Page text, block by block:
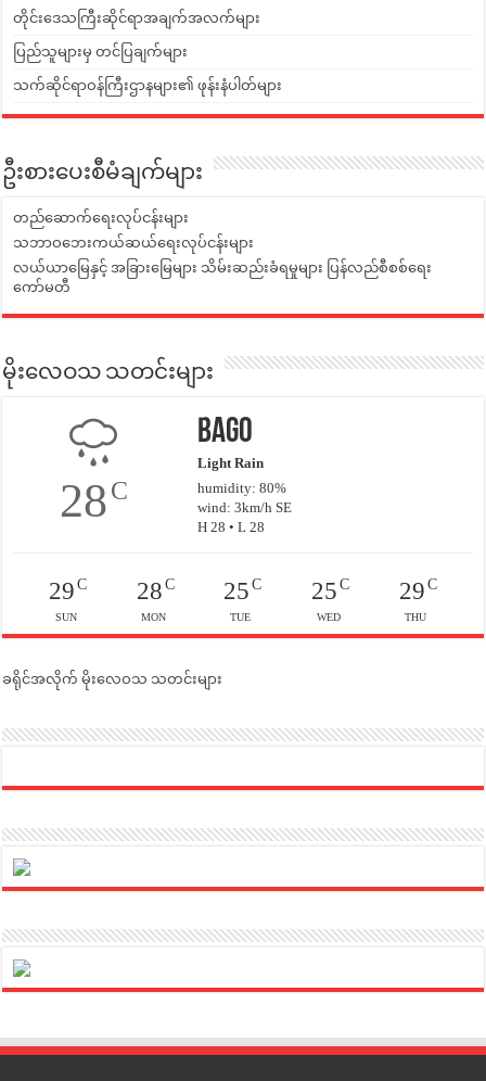
တိုင်းဒေသကြီးဆိုင်ရာအချက်အလက်များ
ပြည်သူများမှ တင်ပြချက်များ
သက်ဆိုင်ရာဝန်ကြီးဌာနများ၏ ဖုန်းနံပါတ်များ
ဦးစားပေးစီမံချက်များ
တည်ဆောက်ရေးလုပ်ငန်းများ
သဘာဝဘေးကယ်ဆယ်ရေးလုပ်ငန်းများ
လယ်ယာမြေနှင့် အခြားမြေများ သိမ်းဆည်းခံရမှုများ ပြန်လည်စီစစ်ရေး
ကော်မတီ
မိုးလေဝသ သတင်းများ
28C
Bago
Light Rain
humidity: 80%
wind: 3km/h SE
H 28 • L 28
29C
SUN
28C
MON
25 C
TUE
25C
WED
29C
THU
ခရိုင်အလိုက် မိုးလေဝသ သတင်းများ